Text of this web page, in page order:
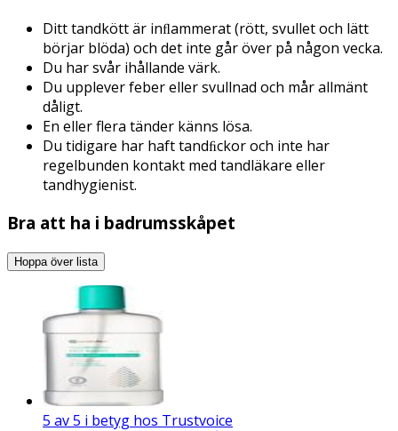
Ditt tandkött är inﬂammerat (rött, svullet och lätt
börjar blöda) och det inte går över på någon vecka.
Du har svår ihållande värk.
Du upplever feber eller svullnad och mår allmänt
dåligt.
En eller flera tänder känns lösa.
Du tidigare har haft tandﬁckor och inte har
regelbunden kontakt med tandläkare eller
tandhygienist.
Bra att ha i badrumsskåpet
Hoppa över lista
5 av 5 i betyg hos Trustvoice